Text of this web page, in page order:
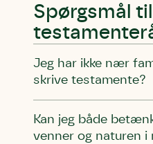
Spørgsmål til
Jeg har ikke nær
skrive testamente?
Kan jeg både
venner og naturen i
Skriv under
Fornavn
Sund Limfjord
Fornavn
Storken
Fornavn